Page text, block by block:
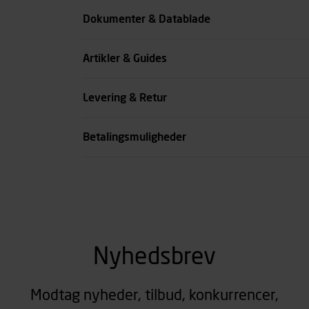
Dokumenter & Datablade
Artikler & Guides
Levering & Retur
Betalingsmuligheder
Nyhedsbrev
Modtag nyheder, tilbud, konkurrencer,